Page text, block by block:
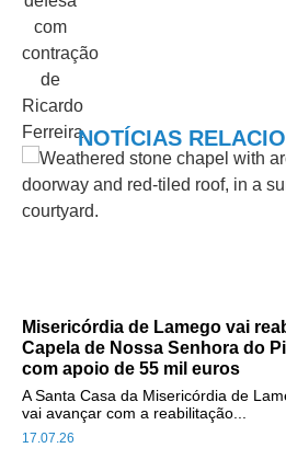
NOTÍCIAS
Misericórdia de Lamego vai
Capela de Nossa Senhora do
com apoio de 55 mil euros
17.07.26
A Santa Casa da Misericórdia de
vai avançar com a reabilitação...